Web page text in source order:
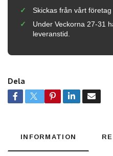
Skickas från vårt
Under Veckorna 27-31
leveranstid.
Dela
INFORMATION